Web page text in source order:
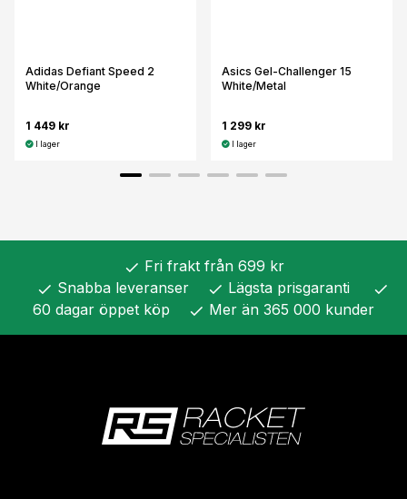
Adidas Defiant Speed 2
White/Orange
1 449 kr
I lager
Asics Gel-Challenger 15
White/Metal
1 299 kr
I lager
check Fri frakt från 699 kr
check Snabba leveranser check Lägsta prisgaranti check
60 dagar öppet köp check Mer än 365 000 kunder